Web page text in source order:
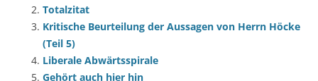
Totalzitat
Kritische Beurteilung der Aussagen von Herrn Höcke
(Teil 5)
Liberale Abwärtsspirale
Gehört auch hier hin